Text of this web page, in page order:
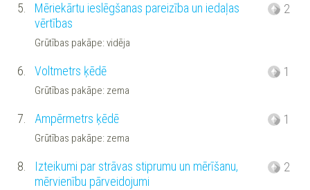
5.
Mēriekārtu ieslēgšanas pareizība un iedaļas
vērtības
Grūtības pakāpe: vidēja
2
6. Voltmetrs ķēdē
Grūtības pakāpe: zema
1
7. Ampērmetrs ķēdē
Grūtības pakāpe: zema
1
8.
Izteikumi par strāvas stiprumu un mērīšanu,
mērvienību pārveidojumi
2